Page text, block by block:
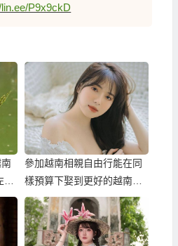
P9x9ckD
參加越南相親自由行能在同
樣預算下娶到更好的越南新
娘！